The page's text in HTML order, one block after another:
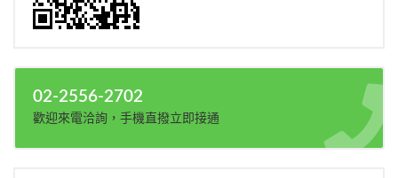
02-2556-2702
歡迎來電洽詢，手機直撥立即接通